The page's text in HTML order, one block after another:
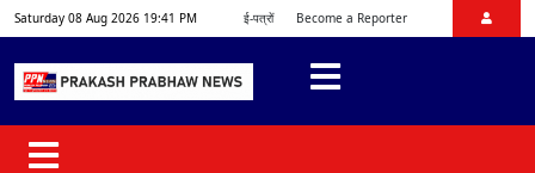
Saturday 08 Aug 2026 19:41 PM ई-पत्रों Become a Reporter